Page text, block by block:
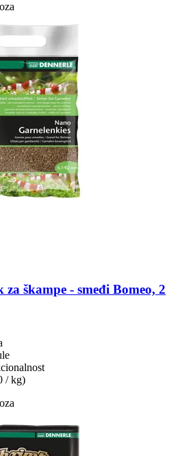
za škampe -​ smeđi Bomeo, 2
/ kg)